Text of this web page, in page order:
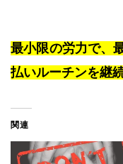
最小限の労力で、
払いルーチンを継
関連